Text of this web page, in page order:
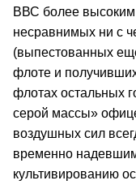
ВВС более высоким
несравнимых ни с
(выпестованных
флоте и
флотах остальных
серой массы»
воздушных сил
временно
культивированию